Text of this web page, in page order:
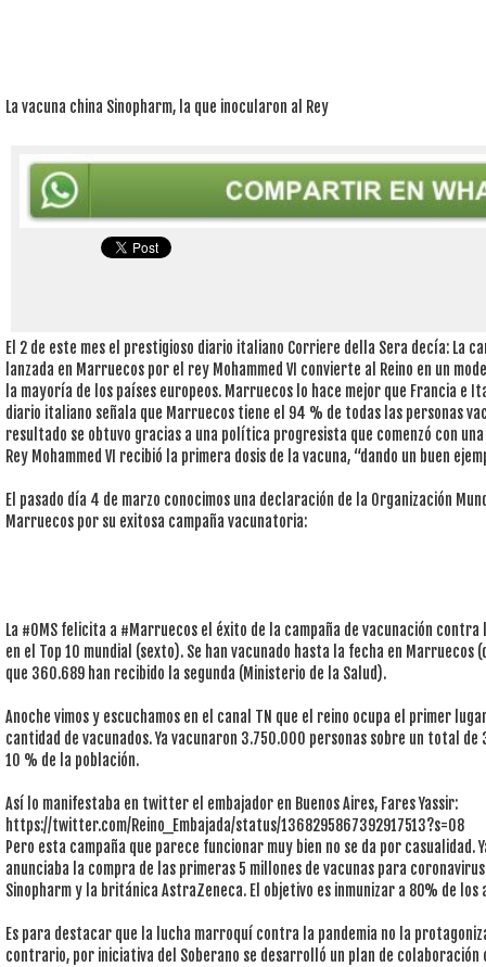
La vacuna china Sinopharm, la que inocularon al Rey
El 2 de este mes el prestigioso diario italiano Corriere della Sera decía: La
lanzada en Marruecos por el rey Mohammed VI convierte al Reino en un
la mayoría de los países europeos. Marruecos lo hace mejor que Francia e
diario italiano señala que Marruecos tiene el 94 % de todas las personas
resultado se obtuvo gracias a una política progresista que comenzó con
Rey Mohammed VI recibió la primera dosis de la vacuna, “dando un buen
El pasado día 4 de marzo conocimos una declaración de la Organización
Marruecos por su exitosa campaña vacunatoria:
La #OMS felicita a #Marruecos el éxito de la campaña de vacunación contra
en el Top 10 mundial (sexto). Se han vacunado hasta la fecha en Marruecos
que 360.689 han recibido la segunda (Ministerio de la Salud).
Anoche vimos y escuchamos en el canal TN que el reino ocupa el primer
cantidad de vacunados. Ya vacunaron 3.750.000 personas sobre un total
10 % de la población.
Así lo manifestaba en twitter el embajador en Buenos Aires, Fares Yassir:
https://twitter.com/Reino_Embajada/status/1368295867392917513?s=08
Pero esta campaña que parece funcionar muy bien no se da por casualidad.
anunciaba la compra de las primeras 5 millones de vacunas para
Sinopharm y la británica AstraZeneca. El objetivo es inmunizar a 80% de los
Es para destacar que la lucha marroquí contra la pandemia no la
contrario, por iniciativa del Soberano se desarrolló un plan de colaboración